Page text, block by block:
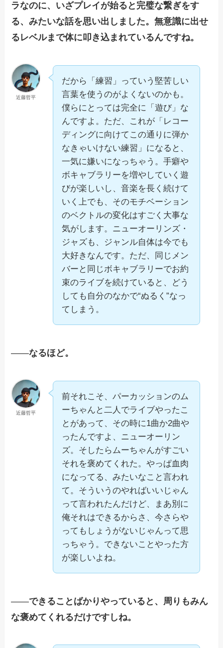
ラなのに、いざプレイが始ると完璧な繋ぎをす
る、みたいな話を思い出しました。無意識に出せ
るレベルまで体に叩き込まれているんですね。
近藤哲平
だから「練習」っていう堅苦しい
言葉を使うのがよくないのかも。
僕らにとっては完全に「遊び」な
んですよ。ただ、これが「レコー
ディングに向けてこの通りに弾か
なきゃいけない練習」になると、
一気に嫌いになっちゃう。手癖や
ボキャブラリーを増やしていく遊
びが楽しいし、音楽を長く続けて
いく上でも、そのモチベーション
のベクトルの変化はすごく大事な
気がします。ニューオーリンズ・
ジャズも、ジャンル自体は今でも
大好きなんです。ただ、同じメン
バーと同じボキャブラリーでお約
束のライブを続けていると、どう
しても自分のなかで“ぬるく”なっ
てしまう。
——なるほど。
近藤哲平
前それこそ、パーカッションのム
ーちゃんと二人でライブやったこ
とがあって、その時に1曲か2曲や
ったんですよ、ニューオーリン
ズ。そしたらムーちゃんがすごい
それを褒めてくれた。やっぱ血肉
になってる、みたいなこと言われ
て。そういうのやればいいじゃん
って言われたんだけど、まあ別に
俺それはできるからさ、今さらや
ってもしょうがないじゃんって思
っちゃう。できないことやった方
が楽しいよね。
——できることばかりやっていると、周りもみん
な褒めてくれるだけですしね。